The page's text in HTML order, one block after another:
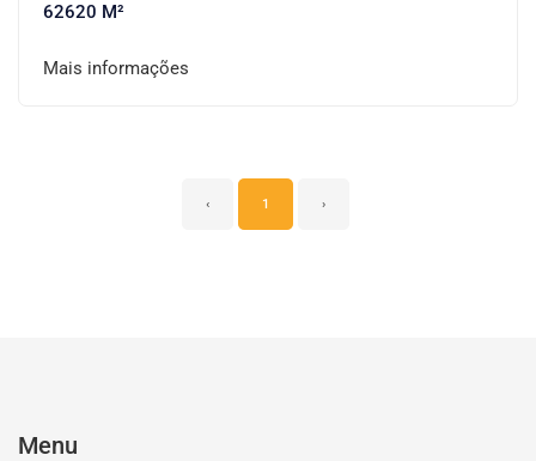
62620 M²
Mais informações
‹ 1 ›
Menu